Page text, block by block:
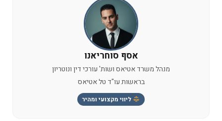
אסף סוחריאנו
מנהל משרד אטיאס ושות' עורכי דין ונוטריון
בראשות עו"ד טל אטיאס
ליווי מקצועי ומהיר